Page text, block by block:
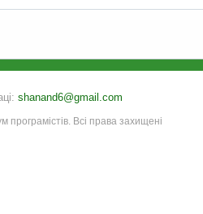
shanand6@gmail.com
Всі права захищені